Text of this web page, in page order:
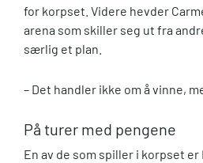
for korpset. Videre hevder
arena som skiller seg ut fra
særlig et plan.
– Det handler ikke om å vinne,
På turer med pengene
En av de som spiller i korpset er